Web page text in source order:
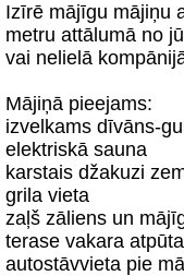
Izīrē mājīgu mājiņu
metru attālumā no
vai nelielā
Mājiņā pieejams:
izvelkams dīvāns-
elektriskā sauna
karstais džakuzi
grila vieta
zaļš zāliens un
terase vakara
autostāvvieta pie